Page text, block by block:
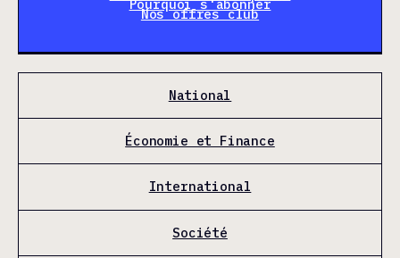
Pourquoi s'abonner
Nos offres club
National
Économie et Finance
International
Société